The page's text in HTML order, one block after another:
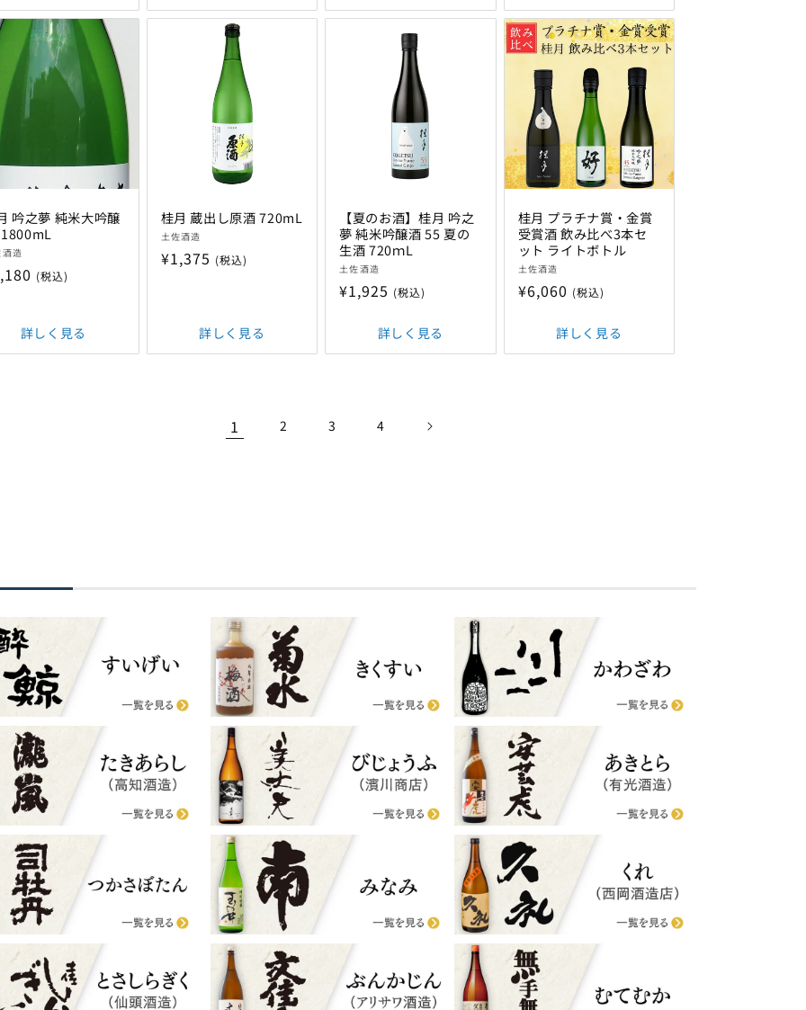
格
吟之夢 純米大吟醸
造
(税込)
詳しく見る
桂月 蔵出し原酒 720mL
販
売
土佐酒造
通
¥1,375 (税込)
詳しく見る
【夏のお酒】桂月 吟之
夢 純米吟醸酒 55 夏の
生酒 720ｍL
販
売
土佐酒造
通
格
¥1,925 (税込)
詳しく見る
桂月 プラチナ賞・金賞
受賞酒 飲み比べ3本セ
ット ライトボトル
販
売
土佐酒造
通
格
¥6,060 (税込)
詳しく見る
1 2 3 4